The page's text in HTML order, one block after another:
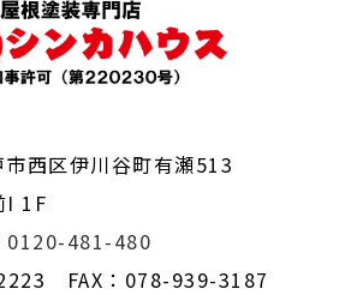
西区伊川谷町有瀬513
I 1F
0120-481-480
FAX：078-939-3187